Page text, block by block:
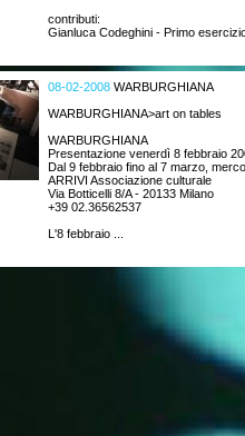
contributi:
Gianluca Codeghini - Primo
08-02-2008 WARBURGHIANA
WARBURGHIANA>art on tables
WARBURGHIANA
Presentazione venerdì 8 febbraio
Dal 9 febbraio fino al 7 marzo,
ARRIVI Associazione culturale
Via Botticelli 8/A - 20133 Milano
+39 02.36562537
L'8 febbraio ...